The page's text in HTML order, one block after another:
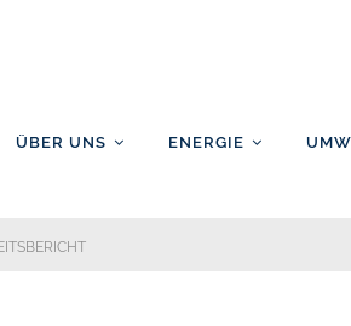
ÜBER UNS ENERGIE